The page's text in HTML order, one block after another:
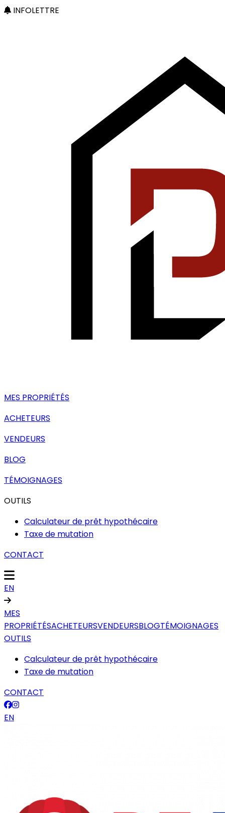
INFOLETTRE
MES PROPRIÉTÉS
ACHETEURS
VENDEURS
BLOG
TÉMOIGNAGES
OUTILS
Calculateur de prêt hypothécaire
Taxe de mutation
CONTACT
EN
MES
PROPRIÉTÉSACHETEURSVENDEURSBLOGTÉMOIGNAGES
OUTILS
Calculateur de prêt hypothécaire
Taxe de mutation
CONTACT
EN